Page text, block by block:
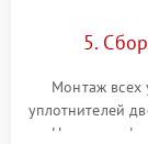
5.
Монтаж всех
уплотнителей
Надежная